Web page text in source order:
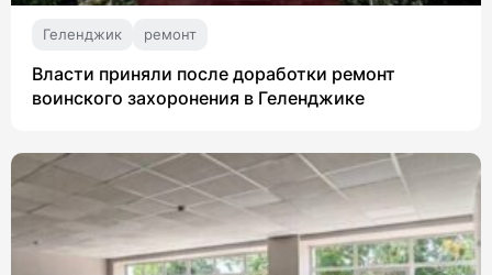
Геленджик ремонт
Власти приняли после доработки ремонт
воинского захоронения в Геленджике